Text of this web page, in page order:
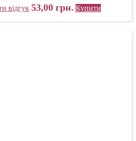
відгук 53,00 грн. Купити